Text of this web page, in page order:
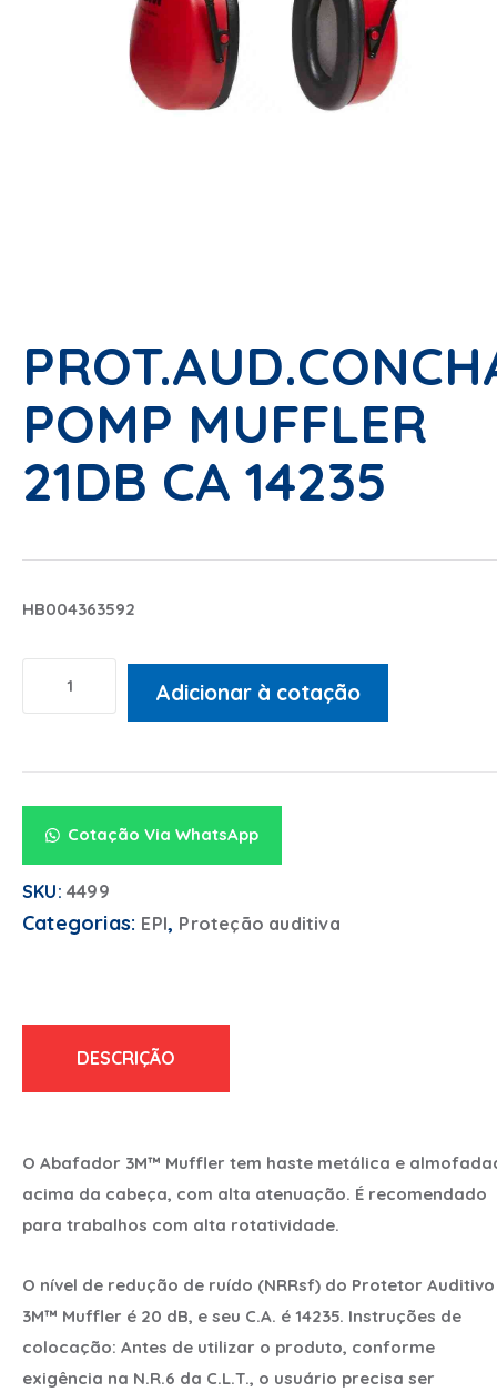
POMP MUFFLER
21DB CA 14235
HB004363592
Adicionar à cotação
Cotação Via WhatsApp
SKU: 4499
Categorias: EPI, Proteção auditiva
DESCRIÇÃO
O Abafador 3M™ Muffler tem haste metálica e
acima da cabeça, com alta atenuação. É recomendado
para trabalhos com alta rotatividade.
O nível de redução de ruído (NRRsf) do Protetor Auditivo
3M™ Muffler é 20 dB, e seu C.A. é 14235. Instruções de
colocação: Antes de utilizar o produto, conforme
exigência na N.R.6 da C.L.T., o usuário precisa ser